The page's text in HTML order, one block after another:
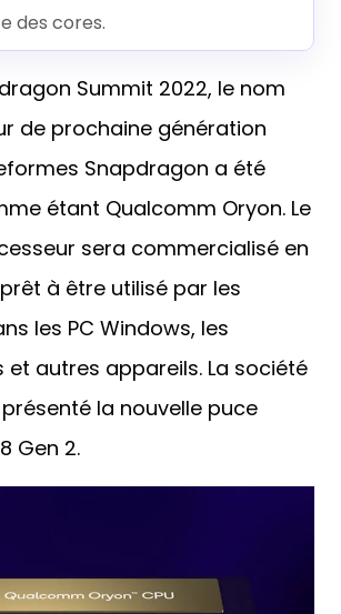
des cores.
Summit 2022, le nom
de prochaine génération
Snapdragon a été
étant Qualcomm Oryon. Le
sera commercialisé en
à être utilisé par les
les PC Windows, les
autres appareils. La société
la nouvelle puce
Gen 2.